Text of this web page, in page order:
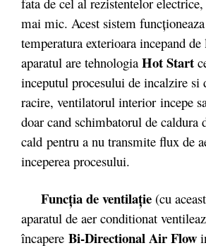
mai mic. Acest sistem
temperatura exterioara incepand de
aparatul are tehnologia Hot Start
inceputul procesului de incalzire si
racire, ventilatorul interior incepe
doar cand schimbatorul de caldura
cald pentru a nu transmite flux de
inceperea procesului.
Funcţia de ventilaţie (cu
aparatul de aer conditionat
încapere Bi-Directional Air Flow